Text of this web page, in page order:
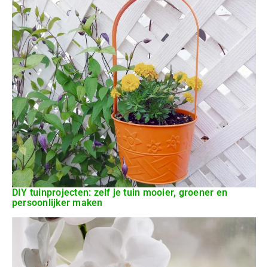
DIY tuinprojecten: zelf je tuin mooier, groener en
persoonlijker maken